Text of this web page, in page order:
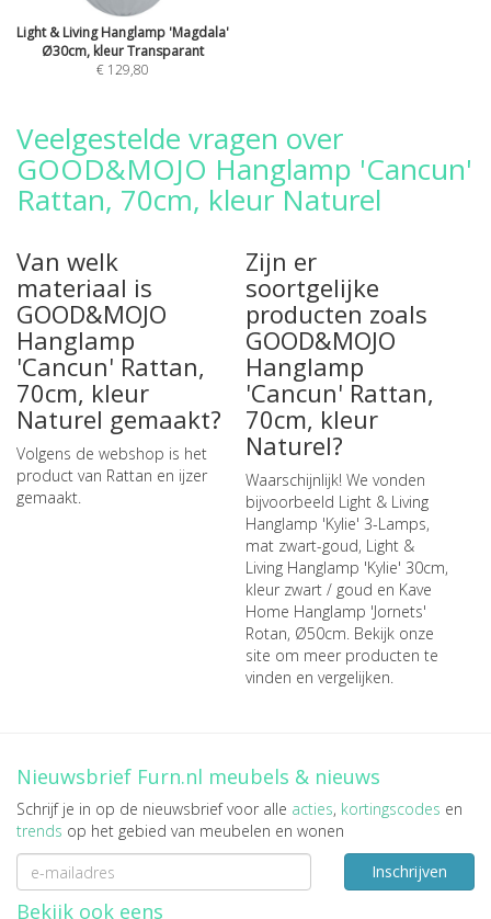
Light & Living Hanglamp 'Magdala'
Ø30cm, kleur Transparant
€ 129,80
Veelgestelde vragen over
GOOD&MOJO Hanglamp 'Cancun'
Rattan, 70cm, kleur Naturel
Van welk
materiaal is
GOOD&MOJO
Hanglamp
'Cancun' Rattan,
70cm, kleur
Naturel gemaakt?
Volgens de webshop is het
product van Rattan en ijzer
gemaakt.
Zijn er
soortgelijke
producten zoals
GOOD&MOJO
Hanglamp
'Cancun' Rattan,
70cm, kleur
Naturel?
Waarschijnlijk! We vonden
bijvoorbeeld Light & Living
Hanglamp 'Kylie' 3-Lamps,
mat zwart-goud, Light &
Living Hanglamp 'Kylie' 30cm,
kleur zwart / goud en Kave
Home Hanglamp 'Jornets'
Rotan, Ø50cm. Bekijk onze
site om meer producten te
vinden en vergelijken.
Nieuwsbrief Furn.nl meubels & nieuws
Schrijf je in op de nieuwsbrief voor alle acties, kortingscodes en
trends op het gebied van meubelen en wonen
Inschrijven
Bekijk ook eens